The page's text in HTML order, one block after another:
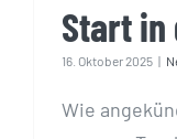
Start
16. Oktober 2025 |
Wie